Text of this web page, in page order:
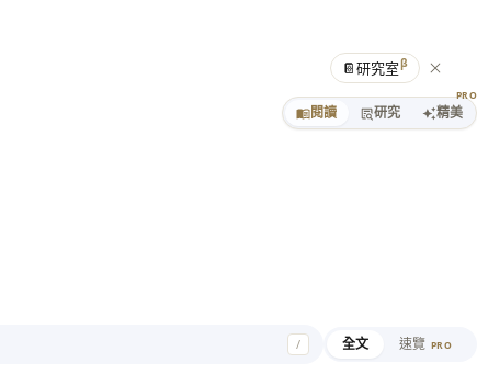
閱讀 研究 精美
PRO
/ 全文 速覽 PRO
📔研究室β